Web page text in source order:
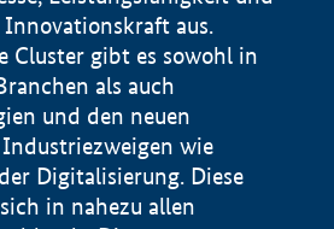
Innovationskraft aus.
Cluster gibt es sowohl in
als auch
und den neuen
wie
Digitalisierung. Diese
in nahezu allen